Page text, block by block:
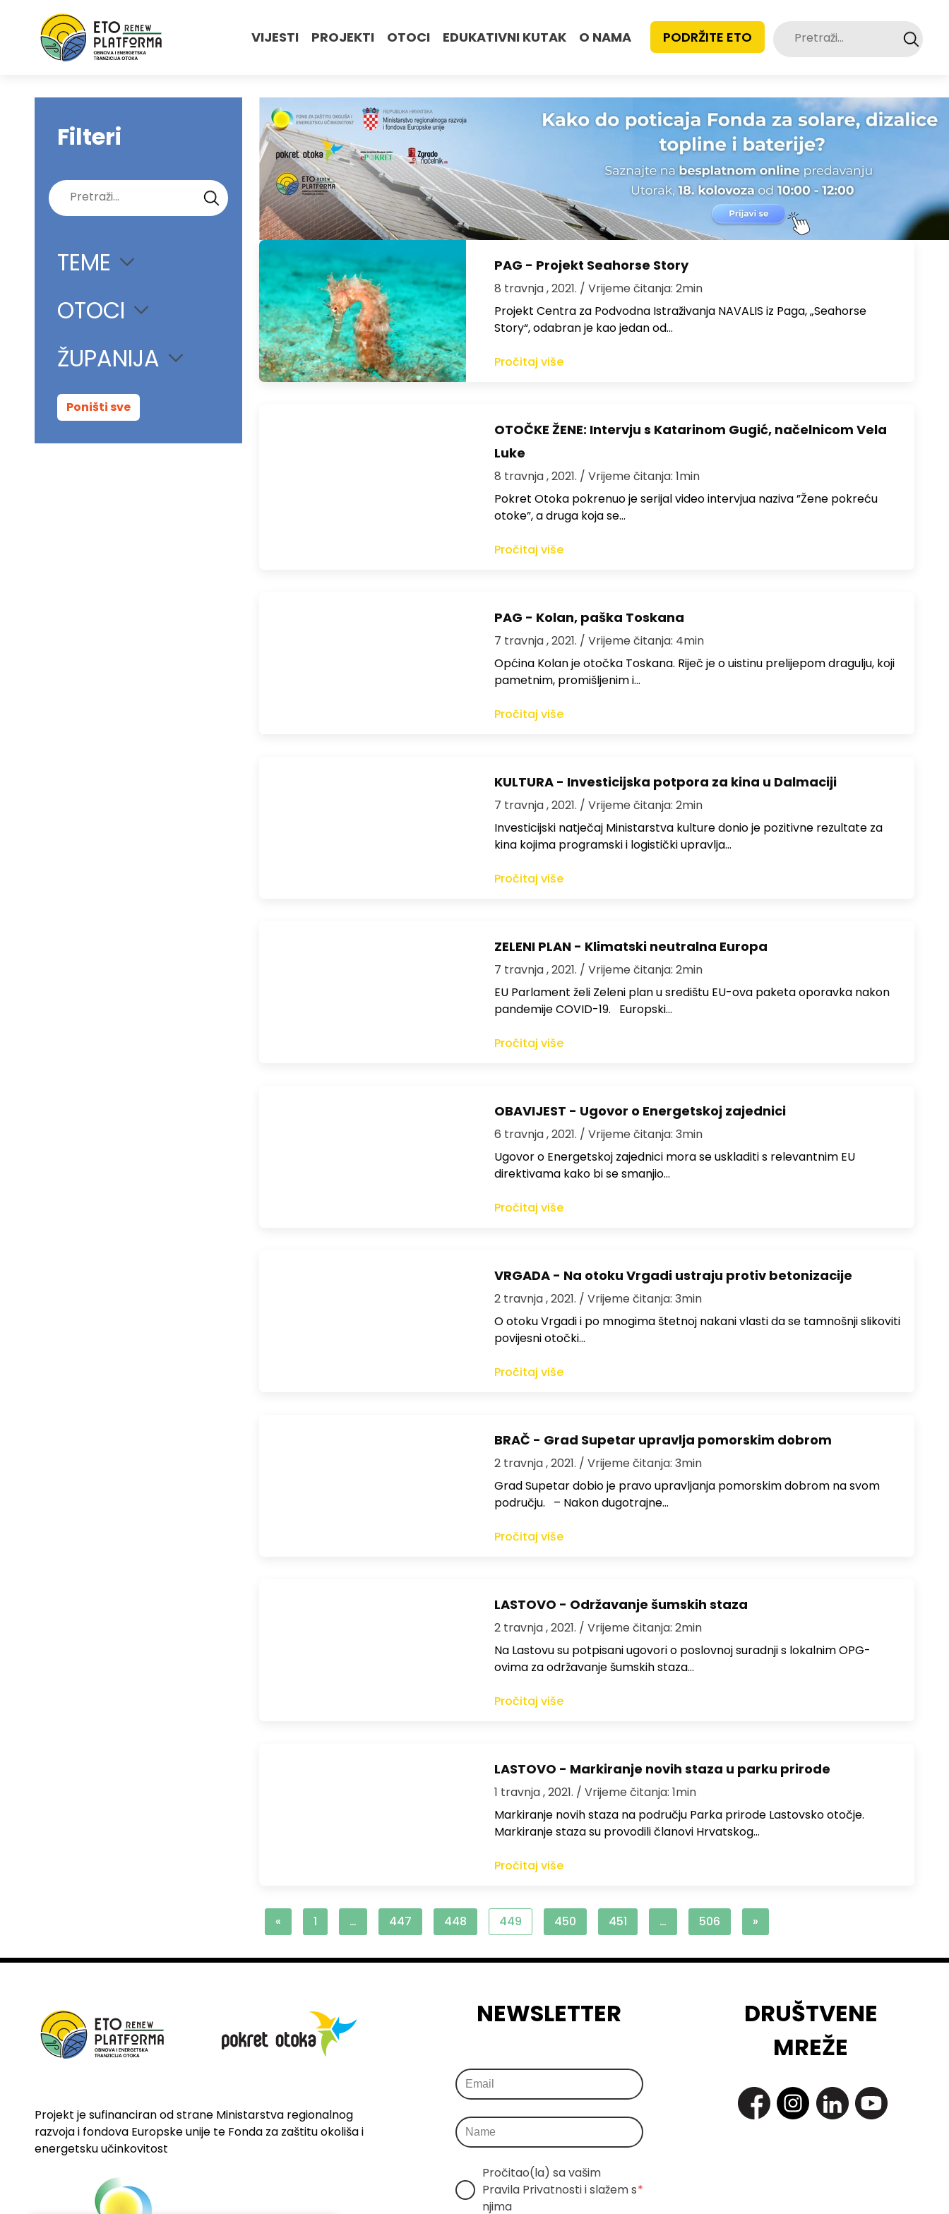
VIJESTI PROJEKTI OTOCI EDUKATIVNI KUTAK O NAMA PODRŽITE ETO Pretraži:
Filteri
Pretraži:
TEME
OTOCI
ŽUPANIJA
Poništi sve
PAG - Projekt Seahorse Story
8 travnja , 2021. / Vrijeme čitanja: 2min
Projekt Centra za Podvodna Istraživanja NAVALIS iz Paga, „Seahorse
Story“, odabran je kao jedan od…
Pročitaj više
OTOČKE ŽENE: Intervju s Katarinom Gugić, načelnicom Vela
Luke
8 travnja , 2021. / Vrijeme čitanja: 1min
Pokret Otoka pokrenuo je serijal video intervjua naziva ”Žene pokreću
otoke”, a druga koja se…
Pročitaj više
PAG - Kolan, paška Toskana
7 travnja , 2021. / Vrijeme čitanja: 4min
Općina Kolan je otočka Toskana. Riječ je o uistinu prelijepom dragulju, koji
pametnim, promišljenim i…
Pročitaj više
KULTURA - Investicijska potpora za kina u Dalmaciji
7 travnja , 2021. / Vrijeme čitanja: 2min
Investicijski natječaj Ministarstva kulture donio je pozitivne rezultate za
kina kojima programski i logistički upravlja…
Pročitaj više
ZELENI PLAN - Klimatski neutralna Europa
7 travnja , 2021. / Vrijeme čitanja: 2min
EU Parlament želi Zeleni plan u središtu EU-ova paketa oporavka nakon
pandemije COVID-19. Europski…
Pročitaj više
OBAVIJEST - Ugovor o Energetskoj zajednici
6 travnja , 2021. / Vrijeme čitanja: 3min
Ugovor o Energetskoj zajednici mora se uskladiti s relevantnim EU
direktivama kako bi se smanjio…
Pročitaj više
VRGADA - Na otoku Vrgadi ustraju protiv betonizacije
2 travnja , 2021. / Vrijeme čitanja: 3min
O otoku Vrgadi i po mnogima štetnoj nakani vlasti da se tamnošnji slikoviti
povijesni otočki…
Pročitaj više
BRAČ - Grad Supetar upravlja pomorskim dobrom
2 travnja , 2021. / Vrijeme čitanja: 3min
Grad Supetar dobio je pravo upravljanja pomorskim dobrom na svom
području. – Nakon dugotrajne…
Pročitaj više
LASTOVO - Održavanje šumskih staza
2 travnja , 2021. / Vrijeme čitanja: 2min
Na Lastovu su potpisani ugovori o poslovnoj suradnji s lokalnim OPG-
ovima za održavanje šumskih staza…
Pročitaj više
LASTOVO - Markiranje novih staza u parku prirode
1 travnja , 2021. / Vrijeme čitanja: 1min
Markiranje novih staza na području Parka prirode Lastovsko otočje.
Markiranje staza su provodili članovi Hrvatskog…
Pročitaj više
« 1 … 447 448 449 450 451 … 506 »
Projekt je sufinanciran od strane Ministarstva regionalnog
razvoja i fondova Europske unije te Fonda za zaštitu okoliša i
energetsku učinkovitost
NEWSLETTER
Pročitao(la) sa vašim
Pravila Privatnosti i slažem s
njima
*
DRUŠTVENE
MREŽE